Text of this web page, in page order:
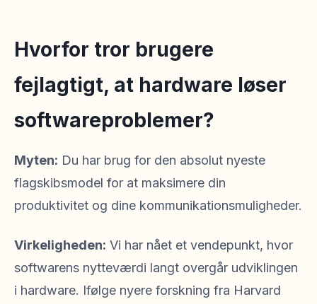
Hvorfor tror brugere
fejlagtigt, at hardware løser
softwareproblemer?
Myten: Du har brug for den absolut nyeste
flagskibsmodel for at maksimere din
produktivitet og dine kommunikationsmuligheder.
Virkeligheden: Vi har nået et vendepunkt, hvor
softwarens nytteværdi langt overgår udviklingen
i hardware. Ifølge nyere forskning fra Harvard